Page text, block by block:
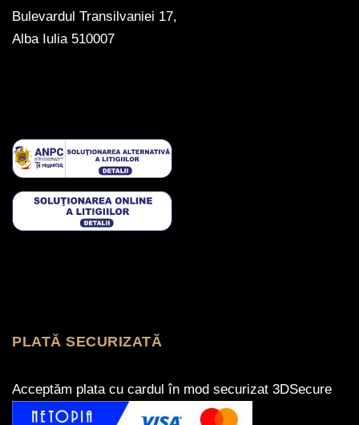
Bulevardul Transilvaniei 17,
Alba Iulia 510007
PLATĂ SECURIZATĂ
Acceptăm plata cu cardul în mod securizat 3DSecure